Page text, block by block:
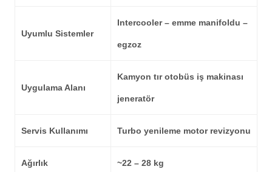
Uyumlu Sistemler
Intercooler – emme manifoldu –
egzoz
Uygulama Alanı
Kamyon tır otobüs iş makinası
jeneratör
Servis Kullanımı Turbo yenileme motor revizyonu
Ağırlık ~22 – 28 kg